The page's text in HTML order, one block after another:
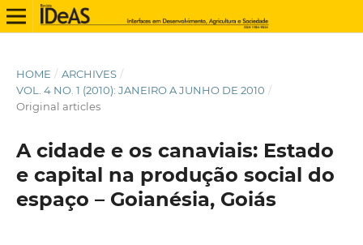
HOME / ARCHIVES /
VOL. 4 NO. 1 (2010): JANEIRO A JUNHO DE 2010 /
Original articles
A cidade e os canaviais: Estado
e capital na produção social do
espaço – Goianésia, Goiás